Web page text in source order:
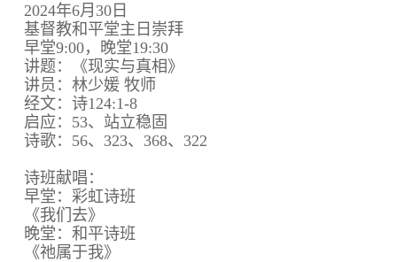
2024年6月30日
基督教和平堂主日崇拜
早堂9:00，晚堂19:30
讲题：《现实与真相》
讲员：林少媛 牧师
经文：诗124:1-8
启应：53、站立稳固
诗歌：56、323、368、322
诗班献唱：
早堂：彩虹诗班
《我们去》
晚堂：和平诗班
《祂属于我》